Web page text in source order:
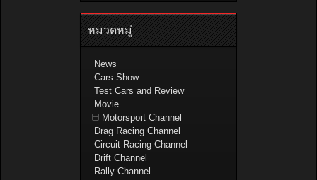
หมวดหมู่
News
Cars Show
Test Cars and Review
Movie
Motorsport Channel
Drag Racing Channel
Circuit Racing Channel
Drift Channel
Rally Channel